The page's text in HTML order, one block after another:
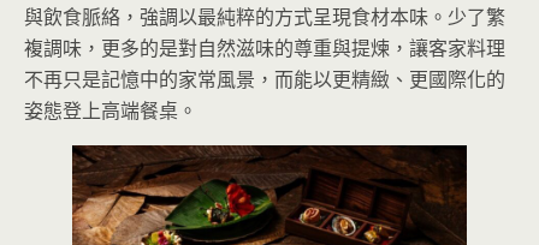
與飲食脈絡，強調以最純粹的方式呈現食材本味。少了繁
複調味，更多的是對自然滋味的尊重與提煉，讓客家料理
不再只是記憶中的家常風景，而能以更精緻、更國際化的
姿態登上高端餐桌。